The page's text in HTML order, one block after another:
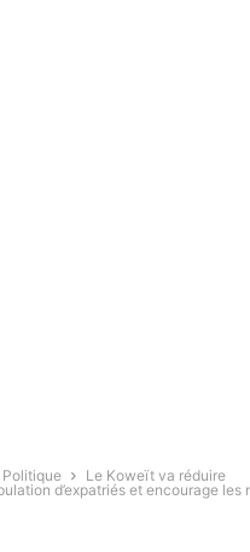
Politique
Le Koweït va réduire
d’expatriés et encourage les